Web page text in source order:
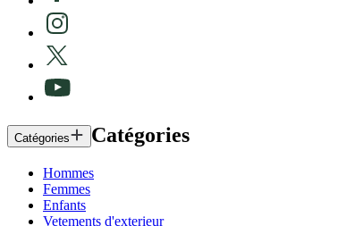
Catégories Catégories
Hommes
Femmes
Enfants
Vetements d'exterieur